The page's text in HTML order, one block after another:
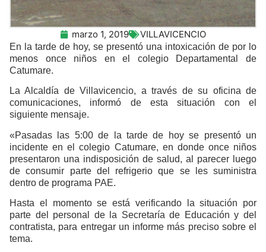
marzo 1, 2019 VILLAVICENCIO
En la tarde de hoy, se presentó una intoxicación de por lo
menos once niños en el colegio Departamental de
Catumare.
La Alcaldía de Villavicencio, a través de su oficina de
comunicaciones, informó de esta situación con el
siguiente mensaje.
«Pasadas las 5:00 de la tarde de hoy se presentó un
incidente en el colegio Catumare, en donde once niños
presentaron una indisposición de salud, al parecer luego
de consumir parte del refrigerio que se les suministra
dentro de programa PAE.
Hasta el momento se está verificando la situación por
parte del personal de la Secretaría de Educación y del
contratista, para entregar un informe más preciso sobre el
tema.